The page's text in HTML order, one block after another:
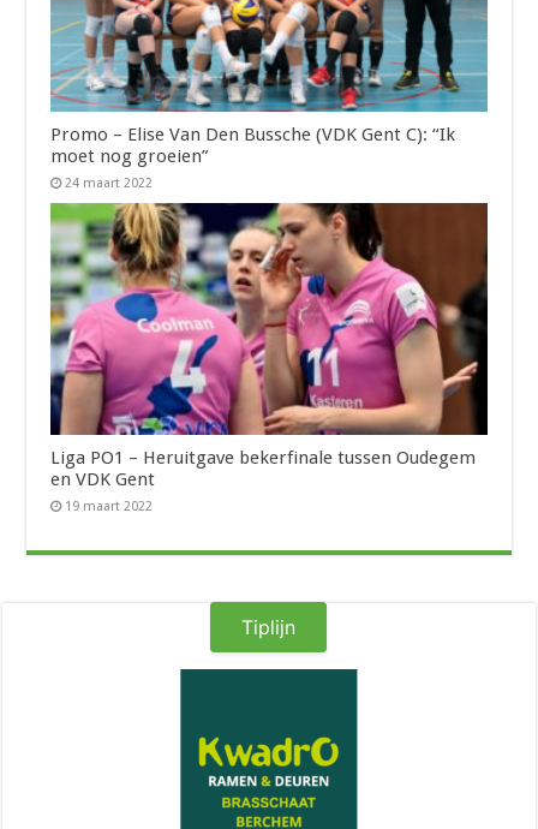
Promo – Elise Van Den Bussche (VDK Gent C): “Ik
moet nog groeien”
24 maart 2022
Liga PO1 – Heruitgave bekerfinale tussen Oudegem
en VDK Gent
19 maart 2022
Tiplijn